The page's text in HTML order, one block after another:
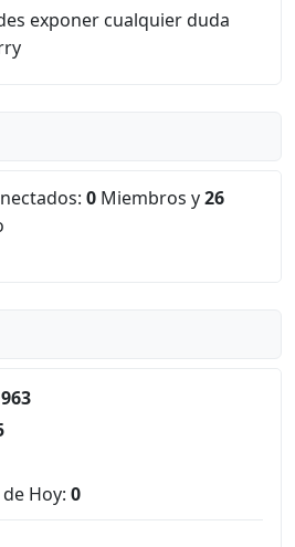
exponer cualquier duda
0 Miembros y26
Hoy: 0